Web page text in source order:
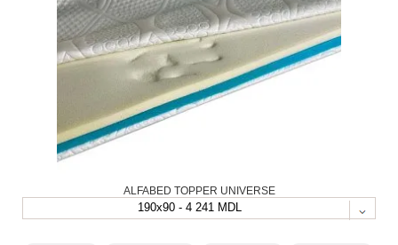
ALFABED TOPPER UNIVERSE
190x90 - 4 241 MDL